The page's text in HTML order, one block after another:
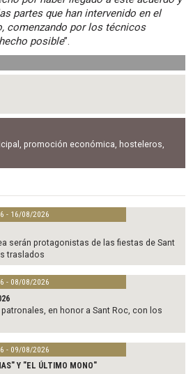
partes que han intervenido en el
comenzando por los técnicos
posible”.
, promoción económica, hosteleros,
- 16/08/2026
serán protagonistas de las fiestas de Sant
traslados
- 08/08/2026
en honor a Sant Roc, con los
- 09/08/2026
Y "EL ÚLTIMO MONO"